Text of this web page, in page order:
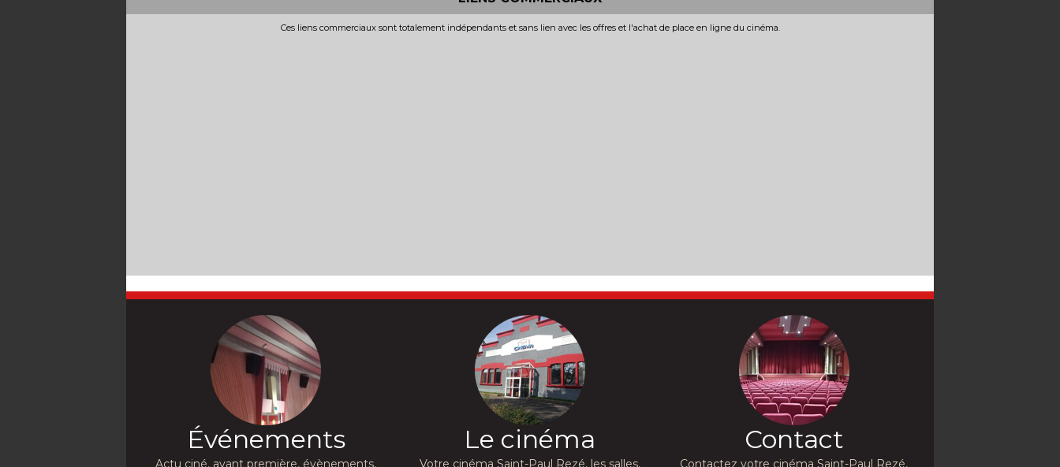
Ces liens commerciaux sont totalement indépendants et sans lien avec les offres et l'achat de place en ligne du cinéma.
Événements
Actu ciné, avant première, évènements,
Le cinéma
Votre cinéma Saint-Paul Rezé, les salles,
Contact
Contactez votre cinéma Saint-Paul Rezé,